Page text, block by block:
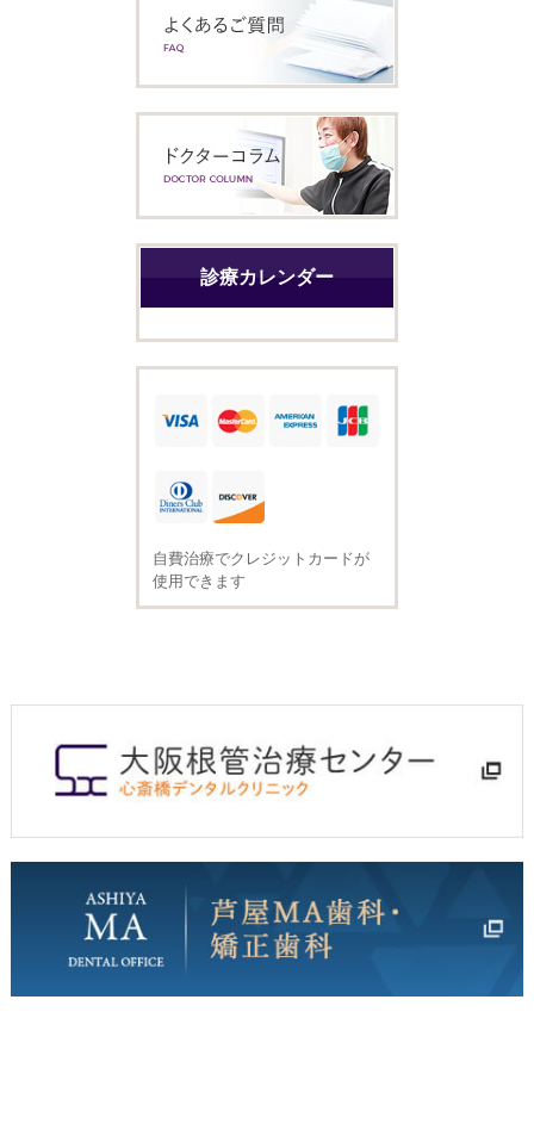
診療カレンダー
自費治療でクレジットカードが
使用できます